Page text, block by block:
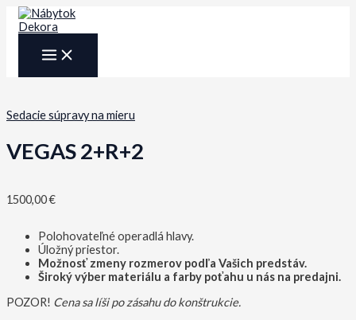
Preskočiť
MAIN
MENU
Sedacie súpravy na mieru
VEGAS 2+R+2
1500,00€
Polohovateľné operadlá hlavy.
Úložný priestor.
Možnosť zmeny rozmerov podľa Vašich predstáv.
Široký výber materiálu a farby poťahu u nás na predajni.
POZOR! Cena sa líši po zásahu do konštrukcie.